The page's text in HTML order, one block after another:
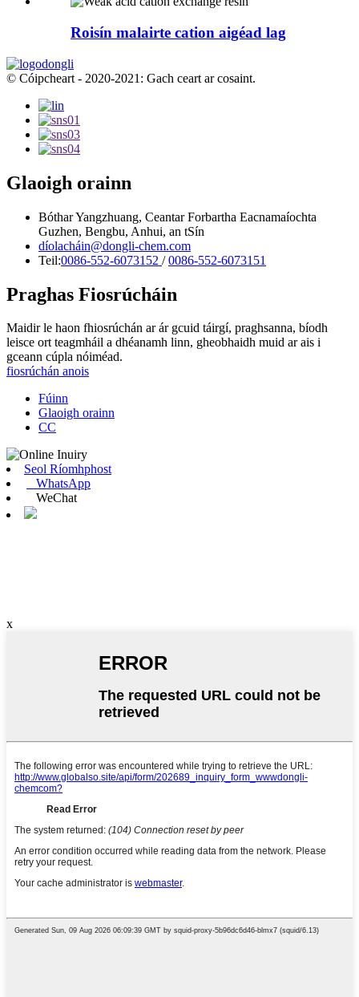
Roisín malairte cation aigéad lag
© Cóipcheart - 2020-2021: Gach ceart ar cosaint.
Glaoigh orainn
Bóthar Yangzhuang, Ceantar Forbartha Eacnamaíochta
Guzhen, Bengbu, Anhui, an tSín
díolacháin@dongli-chem.com
Teil:0086-552-6073152 /0086-552-6073151
Praghas Fiosrúcháin
Maidir le haon fhiosrúchán ar ár gcuid táirgí, praghsanna, bíodh
leisce ort teagmháil a dhéanamh linn, gheobhaidh muid ar ais i
gceann cúpla nóiméad.
fiosrúchán anois
Fúinn
Glaoigh orainn
CC
Seol Ríomhphost
WhatsApp
WeChat
x